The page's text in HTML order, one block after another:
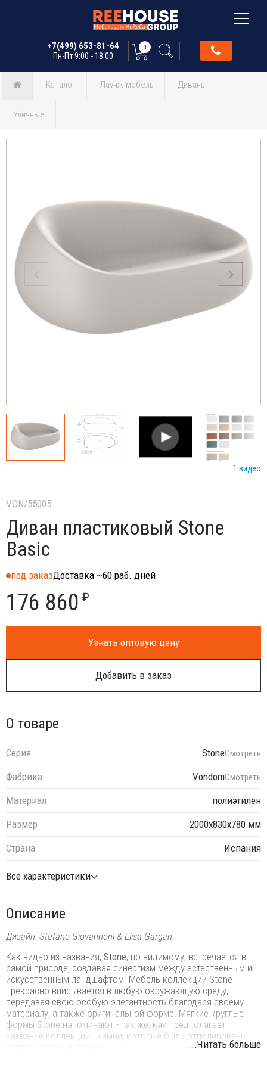
+7(499) 653-81-64
Пн-Пт 9:00 - 18:00
0
Каталог Лаунж-мебель Диваны
Уличные
1 видео
VON/55005
Диван пластиковый Stone
Basic
под заказДоставка ~60 раб. дней
176 860 ₽
Узнать оптовую цену
Добавить в заказ
О товаре
Серия StoneСмотреть
Фабрика VondomСмотреть
Материал
полиэтилен
Размер
2000x830x780 мм
Страна
Испания
Все характеристики
Описание
Дизайн: Stefano Giovannoni & Elisa Gargan.
Как видно из названия, Stone, по-видимому, встречается в
самой природе, создавая синергизм между естественным и
искусственным ландшафтом. Мебель коллекции Stone
прекрасно вписывается в любую окружающую среду,
передавая свою особую элегантность благодаря своему
материалу, а также оригинальной форме. Мягкие круглые
формы Stone напоминают - так же, как предполагает
название коллекции - камни, которые были отполированы
...Читать больше